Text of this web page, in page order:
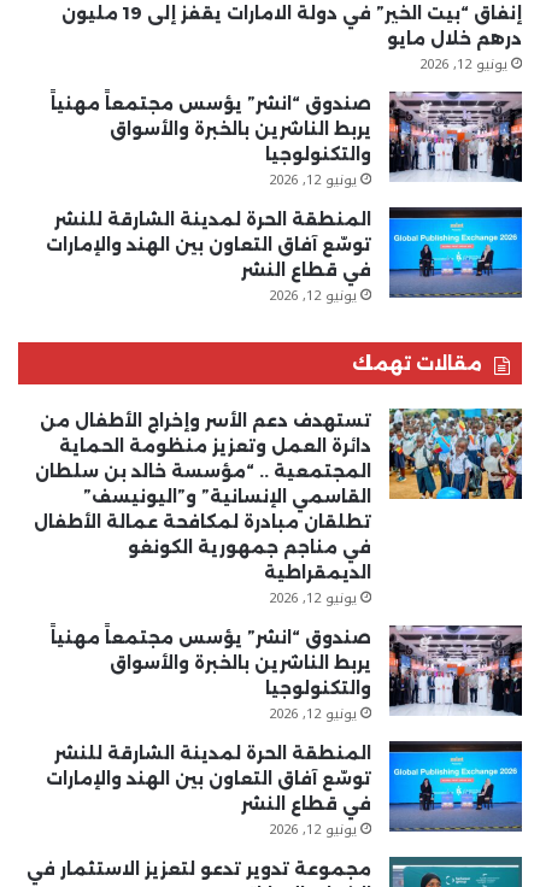
إنفاق “بيت الخير” في دولة الامارات يقفز إلى 19 مليون
درهم خلال مايو
يونيو 12, 2026
صندوق “انشر” يؤسس مجتمعاً مهنياً
يربط الناشرين بالخبرة والأسواق
والتكنولوجيا
يونيو 12, 2026
المنطقة الحرة لمدينة الشارقة للنشر
توسّع آفاق التعاون بين الهند والإمارات
في قطاع النشر
يونيو 12, 2026
مقالات تهمك
تستهدف دعم الأسر وإخراج الأطفال من
دائرة العمل وتعزيز منظومة الحماية
المجتمعية .. “مؤسسة خالد بن سلطان
القاسمي الإنسانية” و”اليونيسف”
تطلقان مبادرة لمكافحة عمالة الأطفال
في مناجم جمهورية الكونغو
الديمقراطية
يونيو 12, 2026
صندوق “انشر” يؤسس مجتمعاً مهنياً
يربط الناشرين بالخبرة والأسواق
والتكنولوجيا
يونيو 12, 2026
المنطقة الحرة لمدينة الشارقة للنشر
توسّع آفاق التعاون بين الهند والإمارات
في قطاع النشر
يونيو 12, 2026
مجموعة تدوير تدعو لتعزيز الاستثمار في